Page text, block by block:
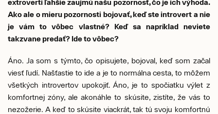
extroverti ľahšie zaujmú našu pozornosť, čo je ich výhoda.
Ako ale o mieru pozornosti bojovať, keď ste introvert a nie
je vám to vôbec vlastné? Keď sa napríklad neviete
takzvane predať? Ide to vôbec?
Áno. Ja som s týmto, čo opisujete, bojoval, keď som začal
viesť ľudí. Našťastie to ide a je to normálna cesta, to môžem
všetkých introvertov upokojiť. Áno, je to spočiatku výlet z
komfortnej zóny, ale akonáhle to skúsite, zistíte, že vás to
nezožerie. A keď to skúsite viackrát, tak tú svoju komfortnú